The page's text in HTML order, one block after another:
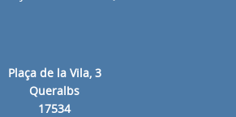
Plaça de la Vila, 3
Queralbs
17534